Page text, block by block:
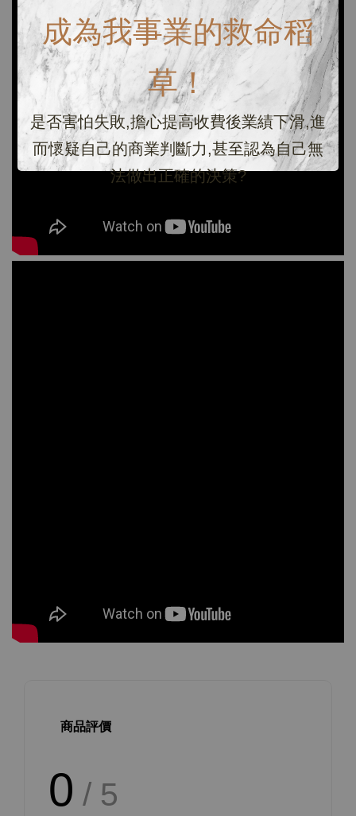
成為我事業的救命稻
草！
是否害怕失敗,擔心提高收費後業績下滑,進
而懷疑自己的商業判斷力,甚至認為自己無
法做出正確的決策?
商品評價
0 / 5